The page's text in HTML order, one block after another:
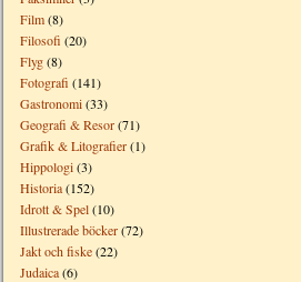
Film(8)
Filosofi (20)
Flyg(8)
Fotografi (141)
Gastronomi(33)
Geografi & Resor(71)
Grafik & Litografier(1)
Hippologi(3)
Historia(152)
Idrott & Spel(10)
Illustrerade böcker(72)
Jakt och fiske(22)
Judaica(6)